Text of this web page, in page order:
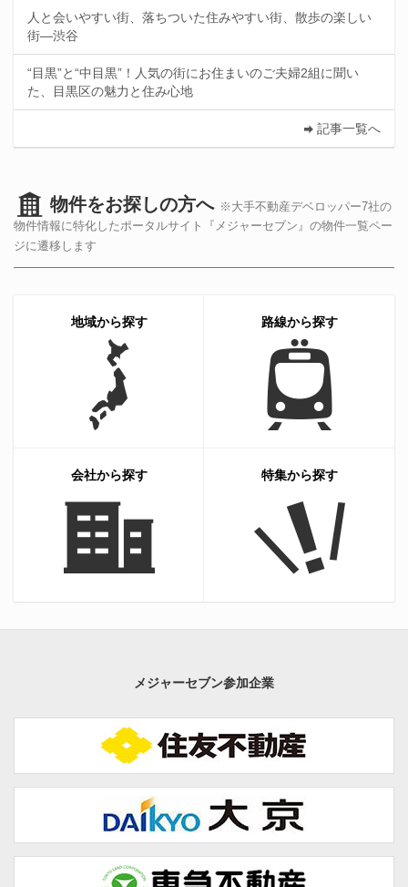
人と会いやすい街、落ちついた住みやすい街、散歩の楽しい
街—渋谷
“目黒”と“中目黒”！人気の街にお住まいのご夫婦2組に聞い
た、目黒区の魅力と住み心地
記事一覧へ
物件をお探しの方へ ※大手不動産デベロッパー7社の
物件情報に特化したポータルサイト『メジャーセブン』の物件一覧ペー
ジに遷移します
地域から探す 路線から探す
会社から探す 特集から探す
メジャーセブン参加企業